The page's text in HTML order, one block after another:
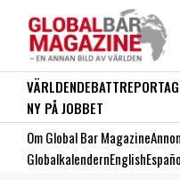
VÄRLDENDEBATT
NY PÅ JOBBET
Om Global Bar Magazine
GlobalkalendernEnglish